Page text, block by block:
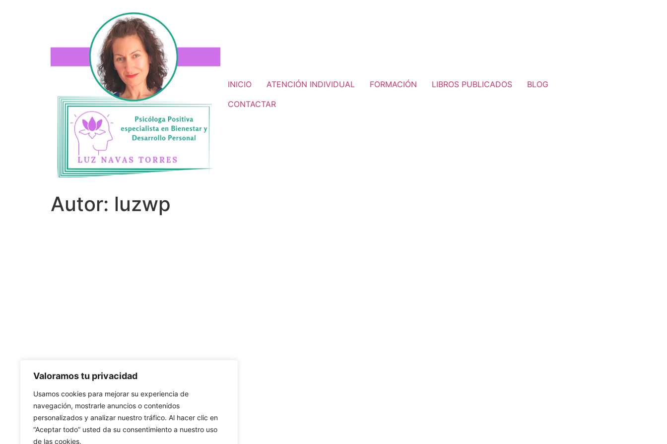
Valoramos tu privacidad
Usamos cookies para mejorar su experiencia de
navegación, mostrarle anuncios o contenidos
personalizados y analizar nuestro tráfico. Al hacer clic en
“Aceptar todo” usted da su consentimiento a nuestro uso
de las cookies.
INICIO ATENCIÓN INDIVIDUAL FORMACIÓN LIBROS PUBLICADOS
BLOG
CONTACTAR
Autor: luzwp